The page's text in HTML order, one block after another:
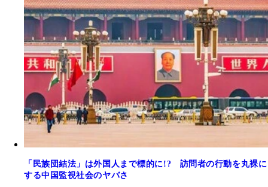
「民族団結法」は外国人まで標的に!? 訪問者の行動を丸裸に
する中国監視社会のヤバさ